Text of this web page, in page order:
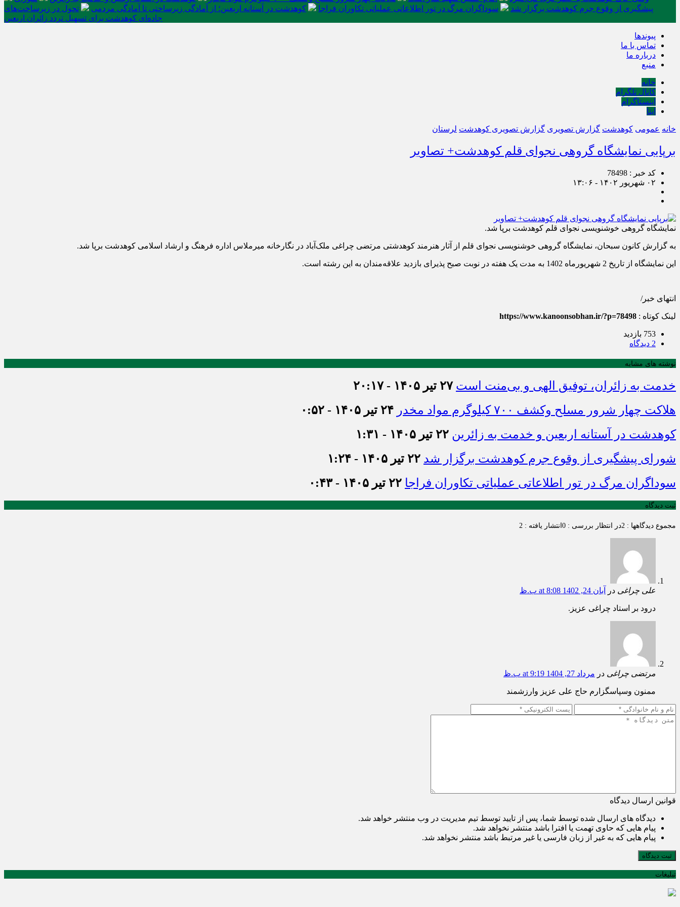
پیشگیری از وقوع جرم کوهدشت برگزار شد
سوداگران مرگ در تور اطلاعاتی عملیاتی تکاوران فراجا کوهدشت در آستانه اربعین؛ از آمادگی زیرساختی تا آمادگی مردمی
تحول در زیرساخت‌های
جاده‌ای کوهدشت برای تسهیل تردد زائران اربعین
پیوندها
تماس با ما
درباره ما
منبع
خانه
کانال تلگرام
اینستاگرام
ایتا
خانه عمومی کوهدشت گزارش تصویری گزارش تصویری کوهدشت لرستان
برپایی نمایشگاه گروهی نجوای قلم کوهدشت+ تصاویر
کد خبر : 78498
۰۲ شهریور ۱۴۰۲ - ۱۳:۰۶
نمایشگاه گروهی خوشنویسی نجوای قلم کوهدشت برپا شد.
به گزارش کانون سبحان، نمایشگاه گروهی خوشنویسی نجوای قلم از آثار هنرمند کوهدشتی مرتضی چراغی ملک‌آباد در نگارخانه میرملاس اداره فرهنگ و ارشاد اسلامی کوهدشت برپا شد.
این نمایشگاه از تاریخ 2 شهریورماه 1402 به مدت یک هفته در نوبت صبح پذیرای بازدید علاقه‌مندان به این رشته است.
انتهای خبر/
لینک کوتاه : https://www.kanoonsobhan.ir/?p=78498
753 بازدید
2 دیدگاه
نوشته های مشابه
خدمت به زائران، توفیق الهی و بی‌منت است ۲۷ تیر ۱۴۰۵ - ۲۰:۱۷
هلاکت چهار شرور مسلح وکشف ۷۰۰ کیلوگرم مواد مخدر
۲۴ تیر ۱۴۰۵ - ۰:۵۲
کوهدشت در آستانه اربعین و خدمت‌ به زائرین ۲۲ تیر ۱۴۰۵ - ۱:۳۱
شورای پیشگیری از وقوع جرم کوهدشت برگزار شد ۲۲ تیر ۱۴۰۵ - ۱:۲۴
سوداگران مرگ در تور اطلاعاتی عملیاتی تکاوران فراجا ۲۲ تیر ۱۴۰۵ - ۰:۴۳
ثبت دیدگاه
مجموع دیدگاهها : 2 در انتظار بررسی : 0 انتشار یافته : 2
علی چراغی در آبان 24, 1402 at 8:08 ب.ظ
درود بر استاد چراغی عزیز.
مرتضی چراغی در مرداد 27, 1404 at 9:19 ب.ظ
ممنون وسپاسگزارم حاج علی عزیز وارزشمند
قوانین ارسال دیدگاه
دیدگاه های ارسال شده توسط شما، پس از تایید توسط تیم مدیریت در وب منتشر خواهد شد.
پیام هایی که حاوی تهمت یا افترا باشد منتشر نخواهد شد.
پیام هایی که به غیر از زبان فارسی یا غیر مرتبط باشد منتشر نخواهد شد.
ثبت دیدگاه
تبلیغات